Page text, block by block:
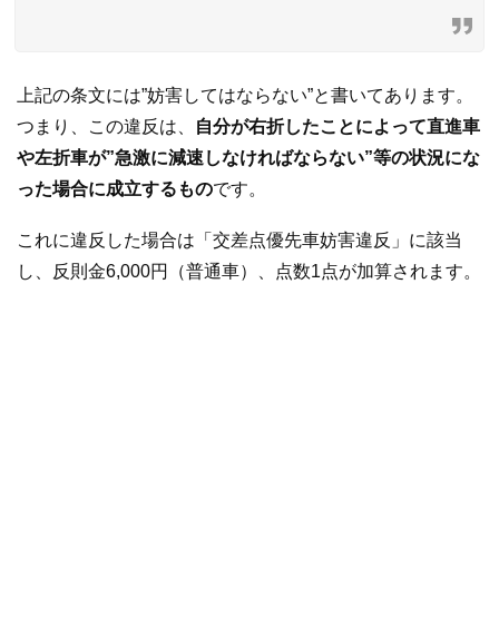
上記の条文には”妨害してはならない”と書いてあります。
つまり、この違反は、
自分が右折したことによって直進車
や左折車が”急激に減速しなければならない”等の状況にな
った場合に成立するものです。
これに違反した場合は「交差点優先車妨害違反」に該当
し、反則金6,000円（普通車）、点数1点が加算されます。